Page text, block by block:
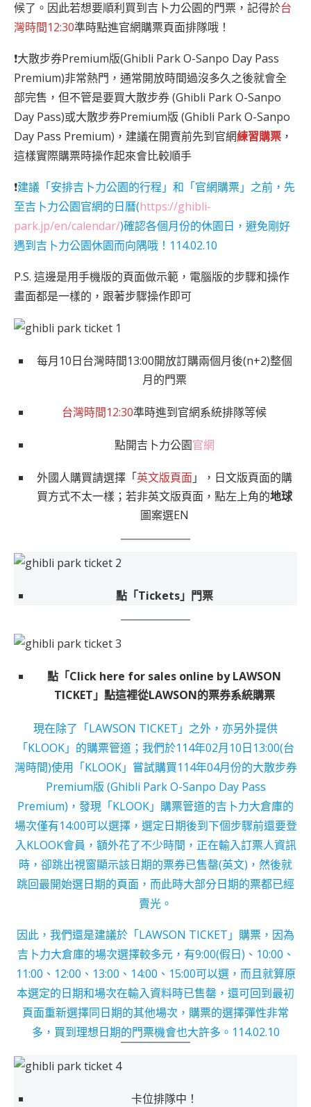
候了。因此若想要順利買到吉卜力公園的門票，記得於台
灣時間12:30準時點進官網購票頁面排隊哦！
❗大散步券Premium版(Ghibli Park O-Sanpo Day Pass
Premium)非常熱門，通常開放時間過沒多久之後就會全
部完售，但不管是要買大散步券 (Ghibli Park O-Sanpo
Day Pass)或大散步券Premium版 (Ghibli Park O-Sanpo
Day Pass Premium)，建議在開賣前先到官網練習購票 ，
這樣實際購票時操作起來會比較順手
❗建議「安排吉卜力公園的行程」和「官網購票」之前，先
至吉卜力公園官網的日曆(https://ghibli-
park.jp/en/calendar/)確認各個月份的休園日，避免剛好
遇到吉卜力公園休園而向隅哦！114.02.10
P.S. 這邊是用手機版的頁面做示範，電腦版的步驟和操作
畫面都是一樣的，跟著步驟操作即可
每月10日台灣時間13:00開放訂購兩個月後(n+2)整個
月的門票
台灣時間12:30準時進到官網系統排隊等候
點開吉卜力公園官網
外國人購買請選擇「英文版頁面」，日文版頁面的購
買方式不太一樣；若非英文版頁面，點左上角的地球
圖案選EN
點「Tickets」門票
點「Click here for sales online by LAWSON
TICKET」點這裡從LAWSON的票券系統購票
現在除了「LAWSON TICKET」之外，亦另外提供
「KLOOK」的購票管道；我們於114年02月10日13:00(台
灣時間)使用「KLOOK」嘗試購買114年04月份的大散步券
Premium版 (Ghibli Park O-Sanpo Day Pass
Premium)，發現「KLOOK」購票管道的吉卜力大倉庫的
場次僅有14:00可以選擇，選定日期後到下個步驟前還要登
入KLOOK會員，額外花了不少時間，正在輸入訂票人資訊
時，卻跳出視窗顯示該日期的票券已售罄(英文)，然後就
跳回最開始選日期的頁面，而此時大部分日期的票都已經
賣光。
因此，我們還是建議於「LAWSON TICKET」購票，因為
吉卜力大倉庫的場次選擇較多元，有9:00(假日)、10:00、
11:00、12:00、13:00、14:00、15:00可以選，而且就算原
本選定的日期和場次在輸入資料時已售罄，還可回到最初
頁面重新選擇同日期的其他場次，購票的選擇彈性非常
多，買到理想日期的門票機會也大許多。114.02.10
卡位排隊中！